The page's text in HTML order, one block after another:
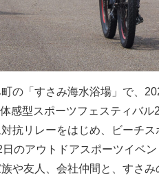
の「すさみ海水浴場」で、
体感型スポーツフェスティバ
抗リレーをはじめ、ビーチ
日のアウトドアスポーツイベ
族や友人、会社仲間と、すさ